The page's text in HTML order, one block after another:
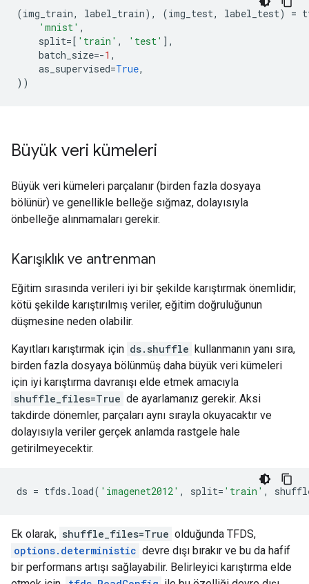
(img_train, label_train), (img_test, label_test) =
'mnist' ,
split=[ 'train' , 'test' ],
batch_size=-1 ,
as_supervised=True,
))
Büyük veri kümeleri
Büyük veri kümeleri parçalanır (birden fazla dosyaya
bölünür) ve genellikle belleğe sığmaz, dolayısıyla
önbelleğe alınmamaları gerekir.
Karışıklık ve antrenman
Eğitim sırasında verileri iyi bir şekilde karıştırmak önemlidir;
kötü şekilde karıştırılmış veriler, eğitim doğruluğunun
düşmesine neden olabilir.
Kayıtları karıştırmak için ds.shuffle kullanmanın yanı sıra,
birden fazla dosyaya bölünmüş daha büyük veri kümeleri
için iyi karıştırma davranışı elde etmek amacıyla
shuffle_files=True de ayarlamanız gerekir. Aksi
takdirde dönemler, parçaları aynı sırayla okuyacaktır ve
dolayısıyla veriler gerçek anlamda rastgele hale
getirilmeyecektir.
ds = tfds . load( 'imagenet2012' , split= 'train' ,
Ek olarak, shuffle_files=True olduğunda TFDS,
options.deterministic devre dışı bırakır ve bu da hafif
bir performans artışı sağlayabilir. Belirleyici karıştırma elde